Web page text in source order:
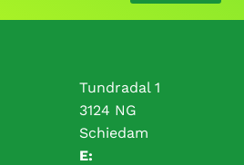
Tundradal 1
3124 NG
Schiedam
E: